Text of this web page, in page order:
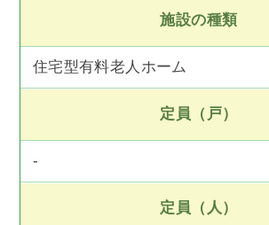
施設の種類
住宅型有料老人ホーム
定員（戸）
-
定員（人）